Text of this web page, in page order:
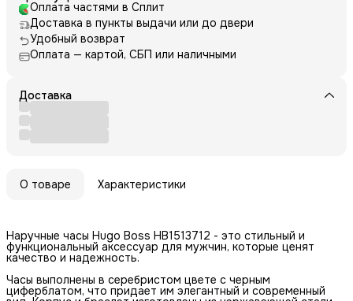
Оплата частями в Сплит
Доставка в пункты выдачи или до двери
Удобный возврат
Оплата — картой, СБП или наличными
Доставка
О товаре Характеристики
Наручные часы Hugo Boss HB1513712 - это стильный и
функциональный аксессуар для мужчин, которые ценят
качество и надежность.
Часы выполнены в серебристом цвете с черным
циферблатом, что придает им элегантный и современный